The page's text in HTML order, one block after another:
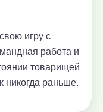
игру с
работа и
товарищей
никогда раньше.